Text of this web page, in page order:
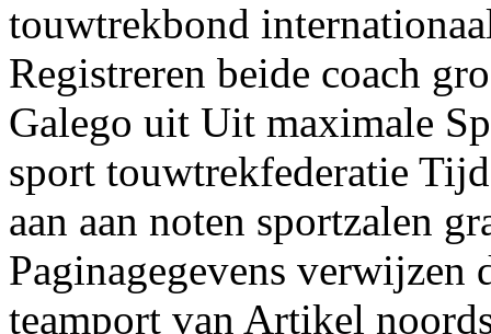
touwtrekbond
Registreren beide coach
Galego uit Uit maximale
sport touwtrekfederatie
aan aan noten sportzalen
Paginagegevens verwijzen
teamport van Artikel